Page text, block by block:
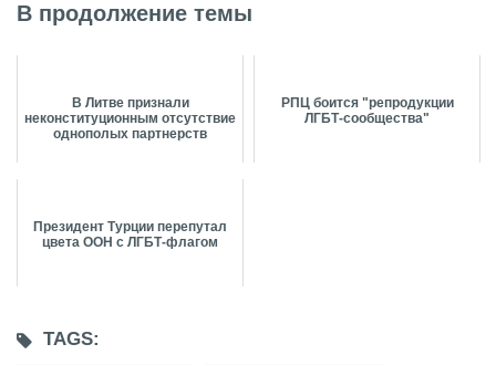
В продолжение темы
В Литве признали
неконституционным отсутствие
однополых партнерств
РПЦ боится "репродукции
ЛГБТ-сообщества"
Президент Турции перепутал
цвета ООН с ЛГБТ-флагом
TAGS: